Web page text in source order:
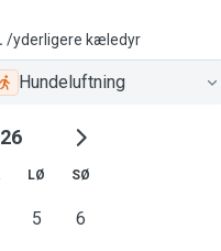
/yderligere kæledyr
Hundeluftning
LØ SØ
5 6